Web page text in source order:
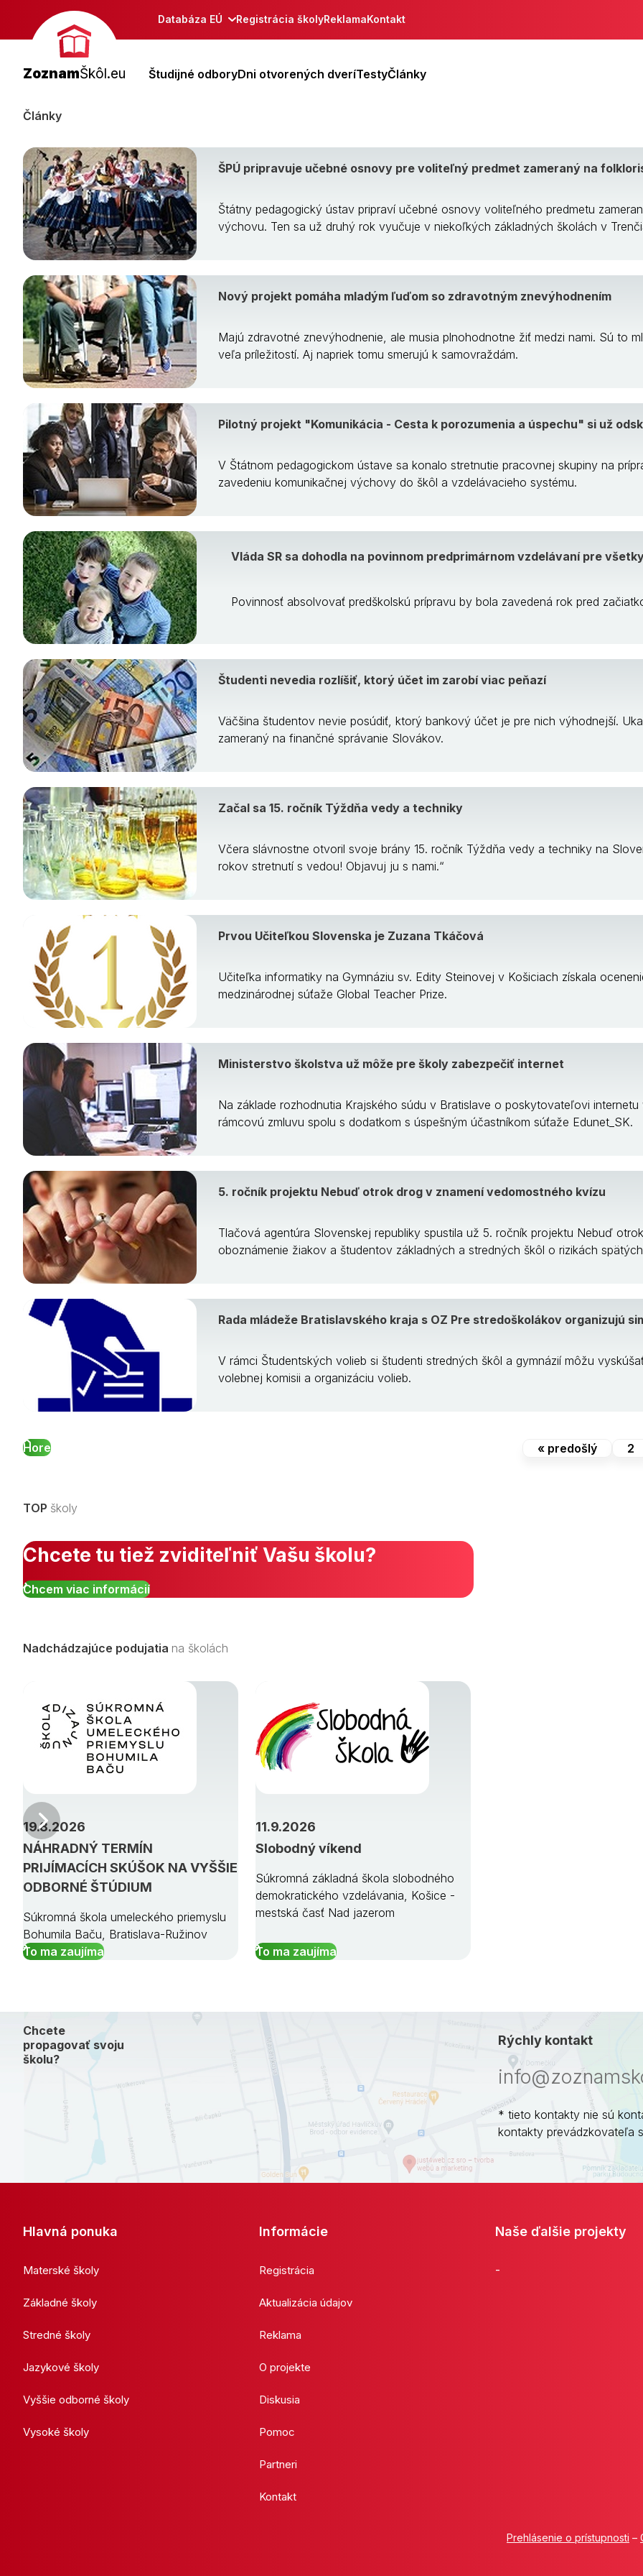
Databáza EÚ Registrácia školyReklamaKontakt
ZoznamŠkôl.eu Študijné odboryDni otvorených dveríTestyČlánky
Články
ŠPÚ pripravuje učebné osnovy pre voliteľný predmet zameraný na
Štátny pedagogický ústav pripraví učebné osnovy voliteľného predmetu
výchovu. Ten sa už druhý rok vyučuje v niekoľkých základných školách v
Nový projekt pomáha mladým ľuďom so zdravotným znevýhodnením
Majú zdravotné znevýhodnenie, ale musia plnohodnotne žiť medzi nami. Sú to
veľa príležitostí. Aj napriek tomu smerujú k samovraždám.
Pilotný projekt "Komunikácia - Cesta k porozumenia a úspechu" si už
V Štátnom pedagogickom ústave sa konalo stretnutie pracovnej skupiny na
zavedeniu komunikačnej výchovy do škôl a vzdelávacieho systému.
Vláda SR sa dohodla na povinnom predprimárnom vzdelávaní pre
Povinnosť absolvovať predškolskú prípravu by bola zavedená rok pred
Študenti nevedia rozlíšiť, ktorý účet im zarobí viac peňazí
Väčšina študentov nevie posúdiť, ktorý bankový účet je pre nich výhodnejší.
zameraný na finančné správanie Slovákov.
Začal sa 15. ročník Týždňa vedy a techniky
Včera slávnostne otvoril svoje brány 15. ročník Týždňa vedy a techniky na
rokov stretnutí s vedou! Objavuj ju s nami.“
Prvou Učiteľkou Slovenska je Zuzana Tkáčová
Učiteľka informatiky na Gymnáziu sv. Edity Steinovej v Košiciach získala
medzinárodnej súťaže Global Teacher Prize.
Ministerstvo školstva už môže pre školy zabezpečiť internet
Na základe rozhodnutia Krajského súdu v Bratislave o poskytovateľovi
rámcovú zmluvu spolu s dodatkom s úspešným účastníkom súťaže Edunet_SK.
5. ročník projektu Nebuď otrok drog v znamení vedomostného kvízu
Tlačová agentúra Slovenskej republiky spustila už 5. ročník projektu Nebuď
oboznámenie žiakov a študentov základných a stredných škôl o rizikách
Rada mládeže Bratislavského kraja s OZ Pre stredoškolákov organizujú
V rámci Študentských volieb si študenti stredných škôl a gymnázií môžu
volebnej komisii a organizáciu volieb.
Hore « predošlý 2
TOP školy
Chcete tu tiež zviditeľniť Vašu školu?
Chcem viac informácií
Nadchádzajúce podujatia na školách
NÁHRADNÝ TERMÍN
PRIJÍMACÍCH SKÚŠOK NA VYŠŠIE
ODBORNÉ ŠTÚDIUM
19.8.2026
Súkromná škola umeleckého priemyslu
Bohumila Baču, Bratislava-Ružinov
To ma zaujíma
Slobodný víkend
11.9.2026
Súkromná základná škola slobodného
demokratického vzdelávania, Košice -
mestská časť Nad jazerom
To ma zaujíma
Predchádzajúci
Chcete
propagovať svoju
školu?
Rýchly kontakt
* tieto kontakty nie sú
kontakty prevádzkovateľa
Hlavná ponuka
Materské školy
Základné školy
Stredné školy
Jazykové školy
Vyššie odborné školy
Vysoké školy
Informácie
Registrácia
Aktualizácia údajov
Reklama
O projekte
Diskusia
Pomoc
Partneri
Kontakt
Naše ďalšie projekty
-
Prehlásenie o prístupnosti –